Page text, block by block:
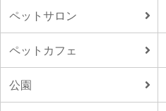
ペットサロン
ペットカフェ
公園